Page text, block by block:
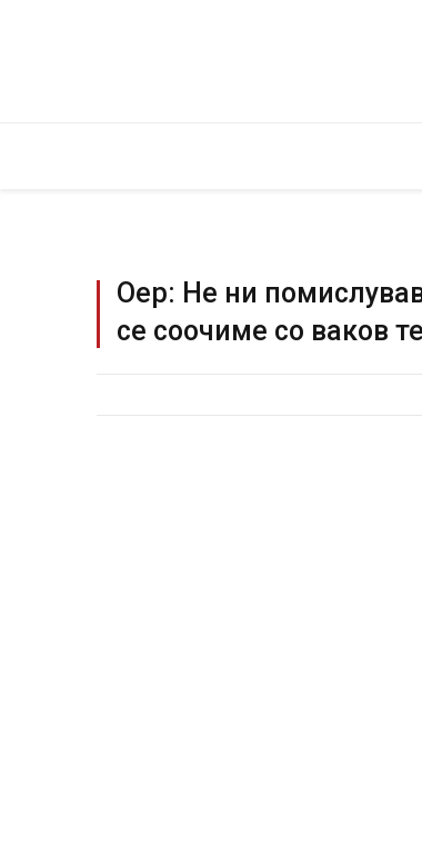
Оер: Не ни
се соочиме со ваков
Грција: Горат Парос, Андрос,